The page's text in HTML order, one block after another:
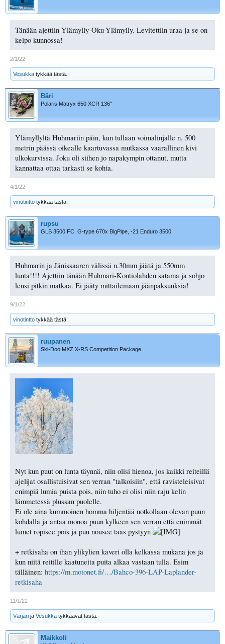
Tänään ajettiin Ylämylly-Oku-Ylämylly. Levitettiin uraa ja se on
kelpo kunnossa!
2/1/22
Vesukka tykkää tästä.
Bäri
Polaris Matryx 650 XCR 136"
Ylämyllyltä Huhmariin päin, kun tullaan voimalinjalle n. 500
metrin päässä oikealle kaartuvassa mutkassa vaarallinen kivi
ulkokurvissa. Joku oli siihen jo napakympin ottanut, mutta
kannattaa ottaa tarkasti se kohta.
4/1/22
vinotintto tykkää tästä.
rupsu
GLS 3500 FC, G-type 670x BigPipe, -21 Enduro 3500
Huhmarin ja Jänissaaren välissä n.30mm jäätä ja 550mm
lunta!!!! Ajettiin tänään Huhmari-Kontiolahden satama ja sohjo
lensi pitkin matkaa. Ei jääty mittailemaan jäänpaksuuksia!
9/1/22
vinotintto tykkää tästä.
ruupanen
Ski-Doo MXZ X-RS Competition Package
Nyt kun puut on lunta täynnä, niin olisi hienoa, jos kaikki reiteillä
ajelijat osallistuisivat sen verran "talkoisiin", että ravisteleisivat
enimpiä lumia puista pois, niin tuho ei olisi niin raju kelin
lämmetessä plussan puolelle.
Ei ole aina kummoinen homma hiljentää notkollaan olevan puun
kohdalla ja antaa monoa puun kylkeen sen verran että enimmät
lumet ropisee pois ja puu nousee taas pystyyn
+ retkisaha on ihan ylikylien kaveri olla kelkassa mukana jos ja
kun niitä reitille kaatuneita puita alkaa vastaan tulla. Esim
tälläinen: https://m.motonet.fi/…/Bahco-396-LAP-Laplander-
retkisaha
11/1/22
Värjäri ja Vesukka tykkäävät tästä.
Maikkoli